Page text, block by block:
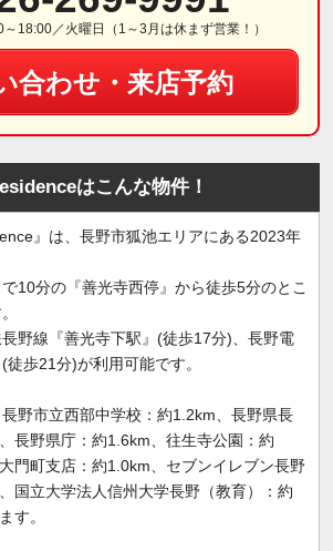
18:00／火曜日（1～3月は休まず営業！）
合わせ・来店予約
はこんな物件！
』は、長野市狐池エリアにある2023年
で10分の『善光寺西停』から徒歩5分のとこ
野線『善光寺下駅』(徒歩17分)、長野電
歩21分)が利用可能です。
野市立西部中学校：約1.2km、長野県長
長野県庁：約1.6km、往生寺公園：約
門町支店：約1.0km、セブンイレブン長野
国立大学法人信州大学長野（教育）：約
す。